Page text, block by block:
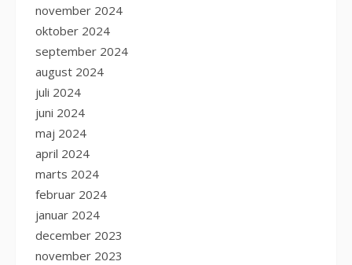
november 2024
oktober 2024
september 2024
august 2024
juli 2024
juni 2024
maj 2024
april 2024
marts 2024
februar 2024
januar 2024
december 2023
november 2023